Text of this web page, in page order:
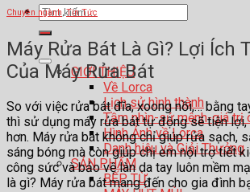
Tìm
kiếm:
GIỚI THIỆU
Về Lorca
Lịch sử hình thành
Tầm nhìn-sứ mệnh-giá trị
Hình Ảnh về Lorca
Danh hiệu và Giải Thưởng
SẢN PHẨM
BẾP TỪ
Chuyên ngành,Tin Tức
Máy Rửa Bát Là Gì? Lợi Ích
Của Máy Rửa Bát
So với việc rửa bát đĩa, xoong nồi,… bằng
thì sử dụng máy rửa bát tự động sẽ tiện lợi,
hơn. Máy rửa bát không chỉ giúp rửa sạch,
sáng bóng mà còn giúp chị em nội trợ tiết
công sức và bảo vệ làn da tay luôn mềm
là gì? Máy rửa bát mang đến cho gia đình